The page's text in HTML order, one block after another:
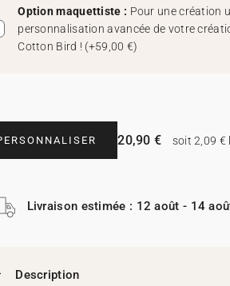
Option maquettiste : Pour une création
personnalisation avancée de votre
Cotton Bird ! (+59,00 €)
20,90 € soit 2,09 €
Livraison estimée : 12 août - 14
Description